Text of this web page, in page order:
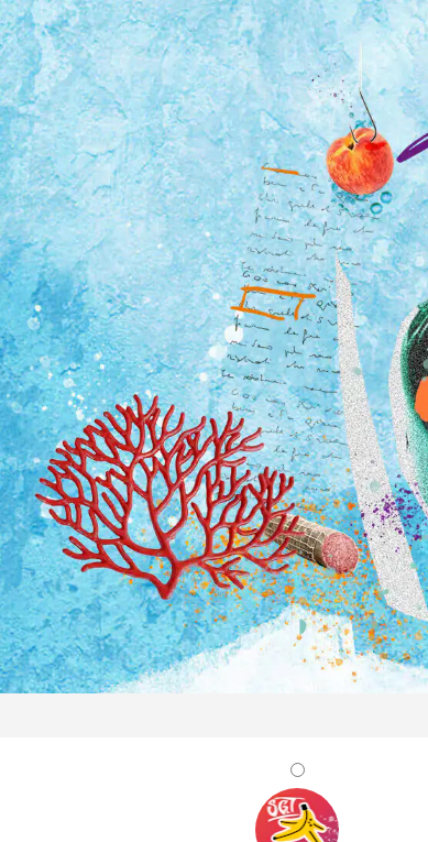
Tutti i viaggi Prossime partenze